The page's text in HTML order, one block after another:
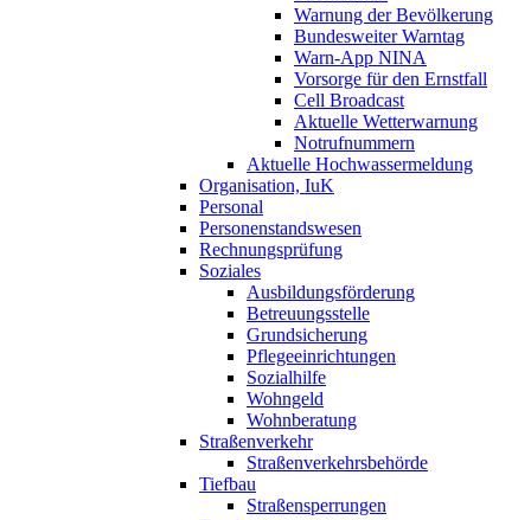
Warnung der Bevölkerung
Bundesweiter Warntag
Warn-App NINA
Vorsorge für den Ernstfall
Cell Broadcast
Aktuelle Wetterwarnung
Notrufnummern
Aktuelle Hochwassermeldung
Organisation, IuK
Personal
Personenstandswesen
Rechnungsprüfung
Soziales
Ausbildungsförderung
Betreuungsstelle
Grundsicherung
Pflegeeinrichtungen
Sozialhilfe
Wohngeld
Wohnberatung
Straßenverkehr
Straßenverkehrsbehörde
Tiefbau
Straßensperrungen